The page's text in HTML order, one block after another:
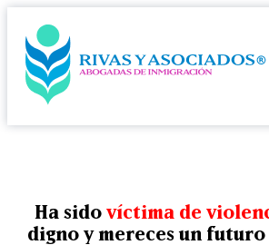
Ha sido víctima de
digno y mereces un